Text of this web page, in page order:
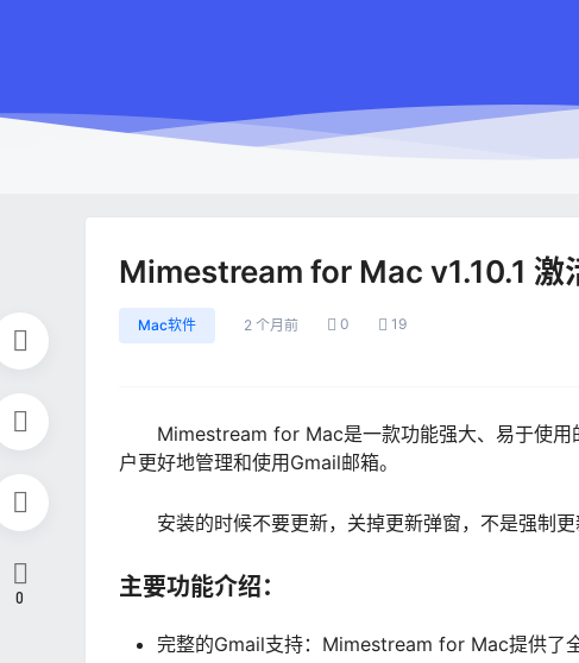
Mimestream for Mac v1.10.1 激
Mac软件 2 个月前 0 19
Mimestream for Mac是一款功能强大、易于使用
户更好地管理和使用Gmail邮箱。
安装的时候不要更新，关掉更新弹窗，不是强制
主要功能介绍：
完整的Gmail支持：Mimestream for Mac提供了
0